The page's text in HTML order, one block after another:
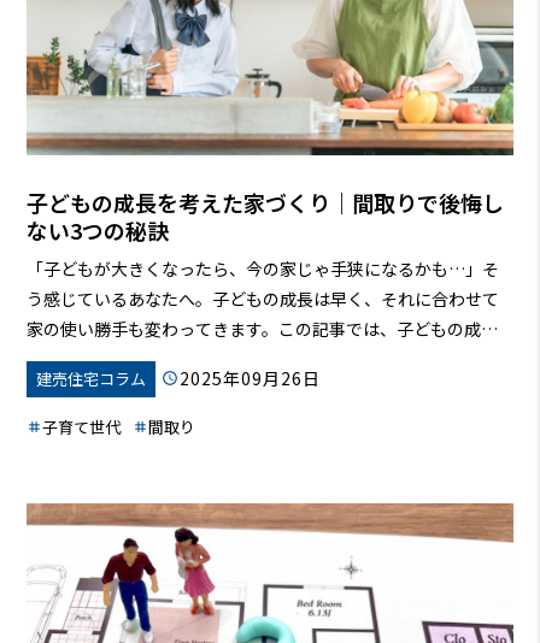
子どもの成長を考えた家づくり｜間取りで後悔し
ない3つの秘訣
「子どもが大きくなったら、今の家じゃ手狭になるかも…」そ
う感じているあなたへ。子どもの成長は早く、それに合わせて
家の使い勝手も変わってきます。この記事では、子どもの成長
と家族のライフスタイルに最適な間取りを選ぶための3つの視点
をご紹介します。後悔しない家づくりのために、ぜひ参考にし
てください。
建売住宅コラム 2025年09月26日
子育て世代 間取り